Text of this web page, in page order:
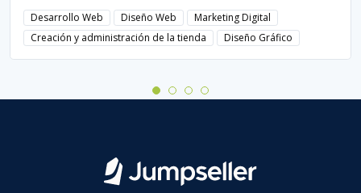
Desarrollo Web Diseño Web
Marketing Digital
Creación y administración de la tienda
Diseño Gráfico